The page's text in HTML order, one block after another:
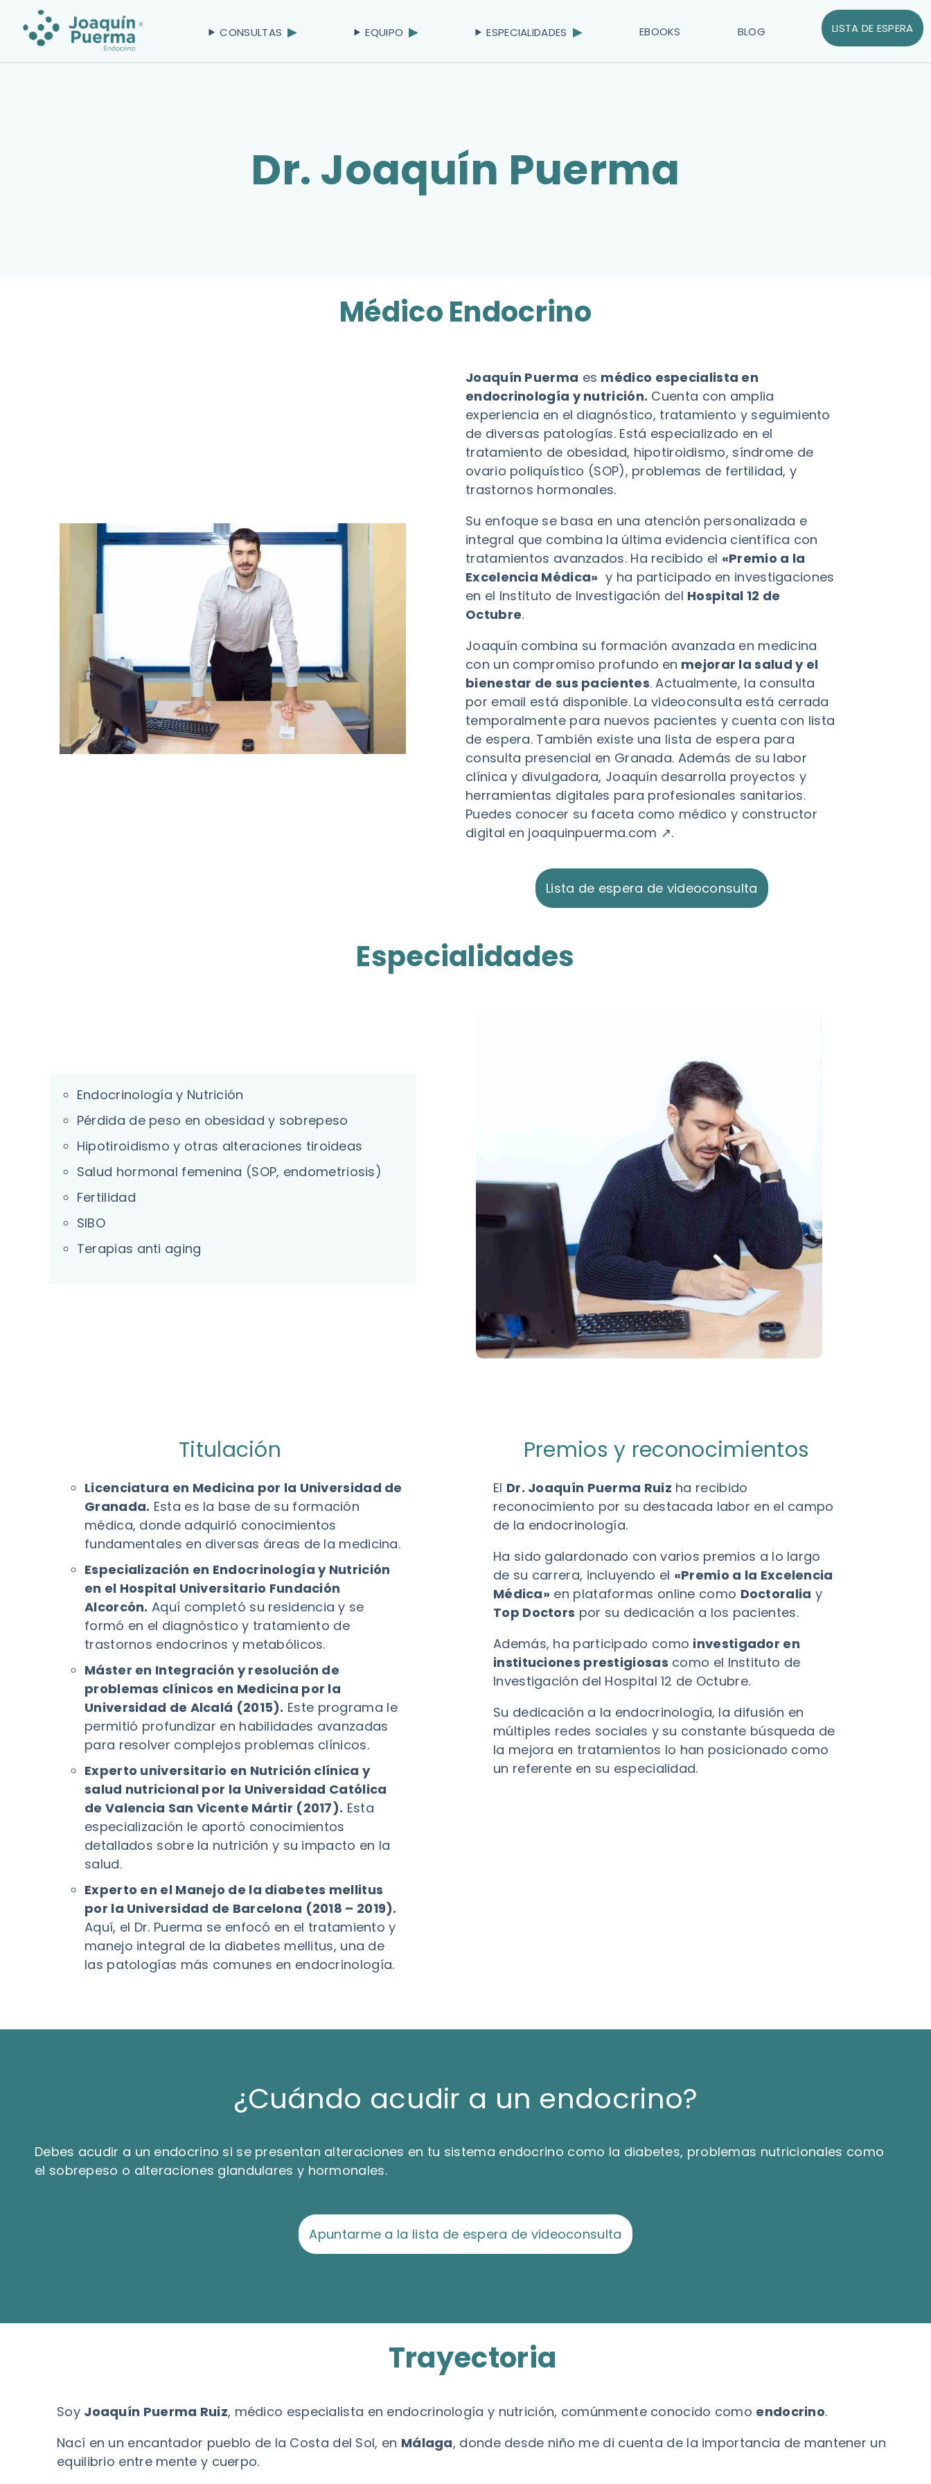
CONSULTAS EQUIPO ESPECIALIDADES EBOOKS BLOG LISTA DE ESPERA
Dr. Joaquín Puerma
Médico Endocrino
Joaquín Puerma es médico especialista en
endocrinología y nutrición. Cuenta con amplia
experiencia en el diagnóstico, tratamiento y seguimiento
de diversas patologías. Está especializado en el
tratamiento de obesidad, hipotiroidismo, síndrome de
ovario poliquístico (SOP), problemas de fertilidad, y
trastornos hormonales.
Su enfoque se basa en una atención personalizada e
integral que combina la última evidencia científica con
tratamientos avanzados. Ha recibido el «Premio a la
Excelencia Médica» y ha participado en investigaciones
en el Instituto de Investigación del Hospital 12 de
Octubre.
Joaquín combina su formación avanzada en medicina
con un compromiso profundo en mejorar la salud y el
bienestar de sus pacientes. Actualmente, la consulta
por email está disponible. La videoconsulta está cerrada
temporalmente para nuevos pacientes y cuenta con lista
de espera. También existe una lista de espera para
consulta presencial en Granada. Además de su labor
clínica y divulgadora, Joaquín desarrolla proyectos y
herramientas digitales para profesionales sanitarios.
Puedes conocer su faceta como médico y constructor
digital en joaquinpuerma.com ↗.
Lista de espera de videoconsulta
Especialidades
Endocrinología y Nutrición
Pérdida de peso en obesidad y sobrepeso
Hipotiroidismo y otras alteraciones tiroideas
Salud hormonal femenina (SOP, endometriosis)
Fertilidad
SIBO
Terapias anti aging
Titulación
Licenciatura en Medicina por la Universidad de
Granada. Esta es la base de su formación
médica, donde adquirió conocimientos
fundamentales en diversas áreas de la medicina.
Especialización en Endocrinología y Nutrición
en el Hospital Universitario Fundación
Alcorcón. Aquí completó su residencia y se
formó en el diagnóstico y tratamiento de
trastornos endocrinos y metabólicos.
Máster en Integración y resolución de
problemas clínicos en Medicina por la
Universidad de Alcalá (2015). Este programa le
permitió profundizar en habilidades avanzadas
para resolver complejos problemas clínicos.
Experto universitario en Nutrición clínica y
salud nutricional por la Universidad Católica
de Valencia San Vicente Mártir (2017). Esta
especialización le aportó conocimientos
detallados sobre la nutrición y su impacto en la
salud.
Experto en el Manejo de la diabetes mellitus
por la Universidad de Barcelona (2018 – 2019).
Aquí, el Dr. Puerma se enfocó en el tratamiento y
manejo integral de la diabetes mellitus, una de
las patologías más comunes en endocrinología.
Premios y reconocimientos
El Dr. Joaquín Puerma Ruiz ha recibido
reconocimiento por su destacada labor en el campo
de la endocrinología.
Ha sido galardonado con varios premios a lo largo
de su carrera, incluyendo el «Premio a la Excelencia
Médica» en plataformas online como Doctoralia y
Top Doctors por su dedicación a los pacientes.
Además, ha participado como investigador en
instituciones prestigiosas como el Instituto de
Investigación del Hospital 12 de Octubre.
Su dedicación a la endocrinología, la difusión en
múltiples redes sociales y su constante búsqueda de
la mejora en tratamientos lo han posicionado como
un referente en su especialidad​.
¿Cuándo acudir a un endocrino?
Debes acudir a un endocrino si se presentan alteraciones en tu sistema endocrino como la diabetes, problemas nutricionales como
el sobrepeso o alteraciones glandulares y hormonales.
Apuntarme a la lista de espera de videoconsulta
Trayectoria
Soy Joaquín Puerma Ruiz, médico especialista en endocrinología y nutrición, comúnmente conocido como endocrino.
Nací en un encantador pueblo de la Costa del Sol, en Málaga, donde desde niño me di cuenta de la importancia de mantener un
equilibrio entre mente y cuerpo.